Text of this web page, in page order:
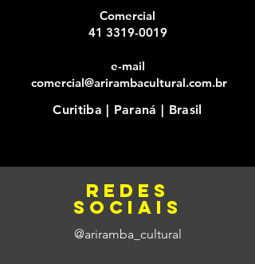
Comercial​
41 3319-0019
e-mail
comercial@arirambacultural.com.br
Curitiba | Paraná | Brasil
redes
sociais
@ariramba_cultural